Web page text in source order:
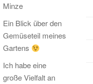
Minze
Ein Blick über den
Gemüseteil meines
Gartens
Ich habe eine
große Vielfalt an